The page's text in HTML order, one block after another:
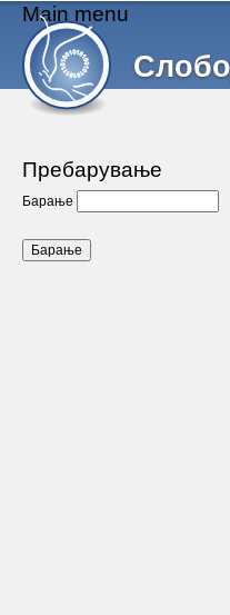
Main menu
Пребарување
Барање